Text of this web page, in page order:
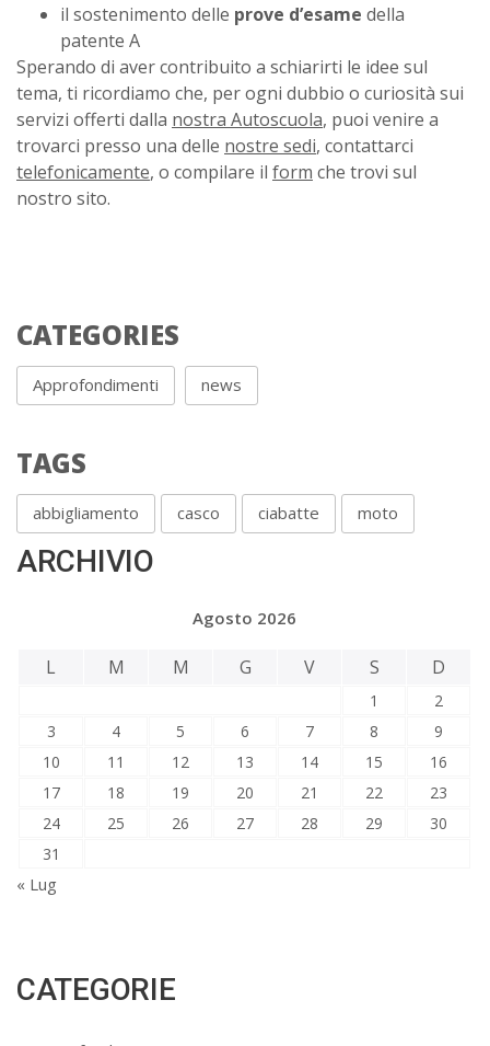
il sostenimento delle prove d’esame della
patente A
Sperando di aver contribuito a schiarirti le idee sul
tema, ti ricordiamo che, per ogni dubbio o curiosità sui
servizi offerti dalla nostra Autoscuola, puoi venire a
trovarci presso una delle nostre sedi, contattarci
telefonicamente, o compilare il form che trovi sul
nostro sito.
CATEGORIES
Approfondimenti news
TAGS
abbigliamento casco ciabatte moto
ARCHIVIO
Agosto 2026
L M M G V S D
1
2
3
4 5 6 7 8
9
10
11 12 13 14 15
16
17
18 19 20 21 22
23
24
25 26 27 28 29
30
31
« Lug
CATEGORIE